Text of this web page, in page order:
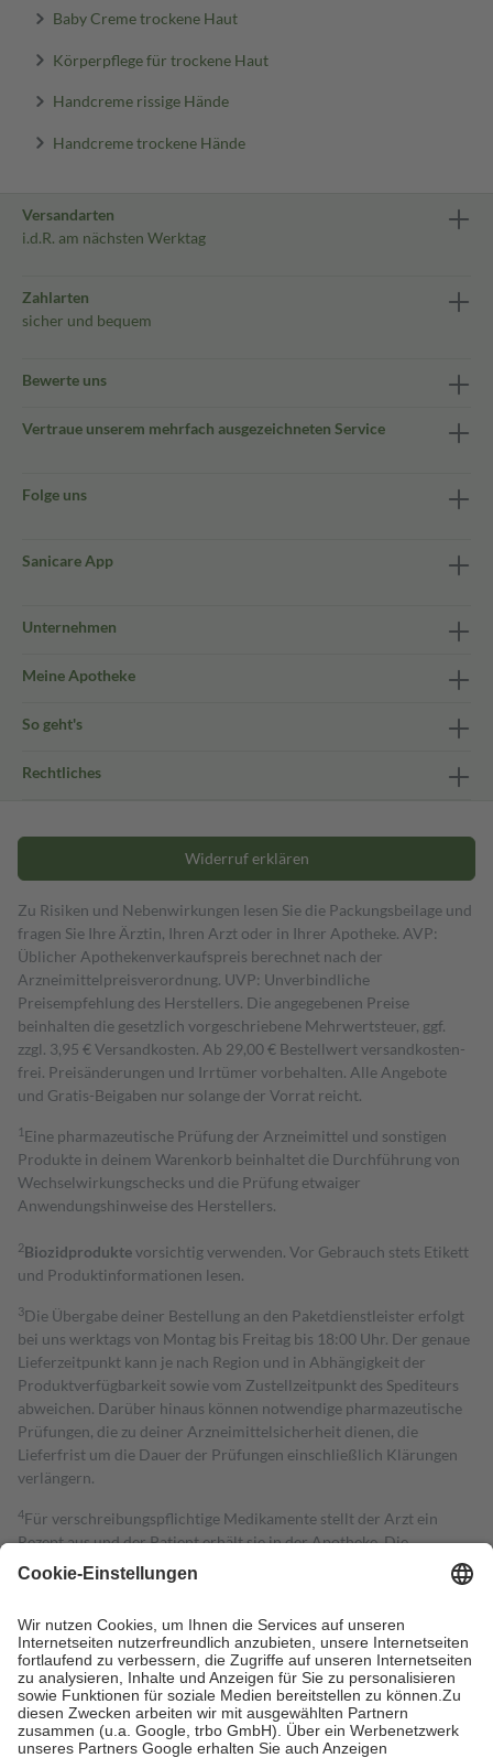
Baby Creme trockene Haut
Körperpflege für trockene Haut
Handcreme rissige Hände
Handcreme trockene Hände
Versandarten
i.d.R. am nächsten Werktag
Zahlarten
sicher und bequem
Bewerte uns
Vertraue unserem mehrfach ausgezeichneten Service
Folge uns
Sanicare App
Unternehmen
Meine Apotheke
So geht's
Rechtliches
Widerruf erklären
Zu Risiken und Nebenwirkungen lesen Sie die Packungsbeilage und
fragen Sie Ihre Ärztin, Ihren Arzt oder in Ihrer Apotheke. AVP:
Üblicher Apothekenverkaufspreis berechnet nach der
Arzneimittelpreisverordnung. UVP: Unverbindliche
Preisempfehlung des Herstellers. Die angegebenen Preise
beinhalten die gesetzlich vorgeschriebene Mehrwertsteuer, ggf.
zzgl. 3,95 € Versandkosten. Ab 29,00 € Bestell­wert versand­kosten­
frei. Preisänderungen und Irrtümer vorbehalten. Alle Angebote
und Gratis-Beigaben nur solange der Vorrat reicht.
1 Eine pharmazeutische Prüfung der Arzneimittel und sonstigen
Produkte in deinem Warenkorb beinhaltet die Durchführung von
Wechselwirkungschecks und die Prüfung etwaiger
Anwendungshinweise des Herstellers.
2Biozidproduktevorsichtig verwenden. Vor Gebrauch stets Etikett
und Produktinformationen lesen.
3Die Übergabe deiner Bestellung an den Paketdienstleister erfolgt
bei uns werktags von Montag bis Freitag bis 18:00 Uhr. Der genaue
Lieferzeitpunkt kann je nach Region und in Abhängigkeit der
Produktverfügbarkeit sowie vom Zustellzeitpunkt des Spediteurs
abweichen. Darüber hinaus können notwendige pharmazeutische
Prüfungen, die zu deiner Arzneimittelsicherheit dienen, die
Lieferfrist um die Dauer der Prüfungen einschließlich Klärungen
verlängern.
4Für verschreibungspflichtige Medikamente stellt der Arzt ein
Rezept aus und der Patient erhält sie in der Apotheke. Die
gesetzliche Krankenversicherung übernimmt in der Regel die
Kosten dafür, der Versicherte trägt einen Teil davon als Zuzahlung
Grundsätzlich leisten Mitglieder Zuzahlungen in Höhe von zehn
Prozent des Abgabepreises,mindestens jedochfünf Euround
höchstens zehn Euro.Es sind jedoch nie mehr als die tatsächlichen
Kosten der Leistung zu entrichten.
Diese Regeln gelten grundsätzlich auch für Online-Apotheken.
Bei Heilmitteln und häuslicher Krankenpflege beträgt die